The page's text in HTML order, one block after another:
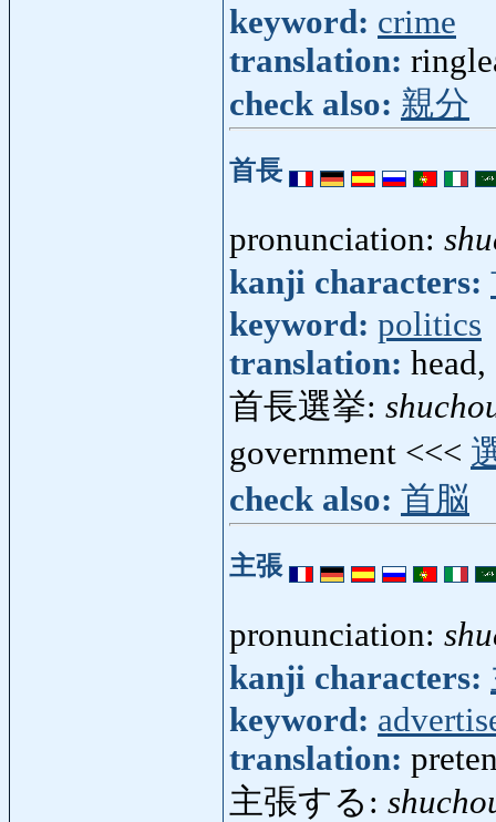
keyword: crime
translation:
check also: 親分
首長
pronunciation:
kanji characters:
keyword: politics
translation:
首長選挙:
government <<<
check also: 首脳
主張
pronunciation:
kanji characters:
keyword:
translation:
主張する: